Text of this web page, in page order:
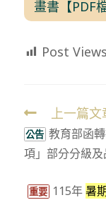
畫書【PDF檔
Post
Read
more
articles
上一篇文
公告 教育部函
項」部分分級
重要 115年暑